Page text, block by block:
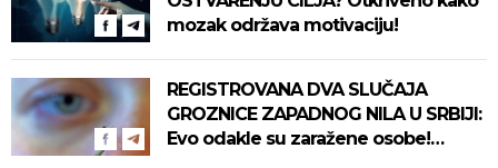
mozak održava motivaciju!
REGISTROVANA DVA SLUČAJA
GROZNICE ZAPADNOG NILA U SRBIJI:
Evo odakle su zaražene osobe!